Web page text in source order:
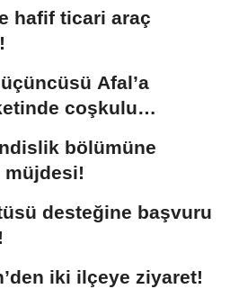
hafif ticari araç
Afal’a
coşkulu
bölümüne
müjdesi!
desteğine başvuru
iki ilçeye ziyaret!